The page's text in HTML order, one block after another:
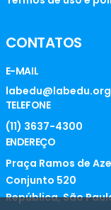
CONTATOS
E-MAIL
TELEFONE
(11) 3637-4300
ENDEREÇO
Praça Ramos de
Conjunto 520
República, São